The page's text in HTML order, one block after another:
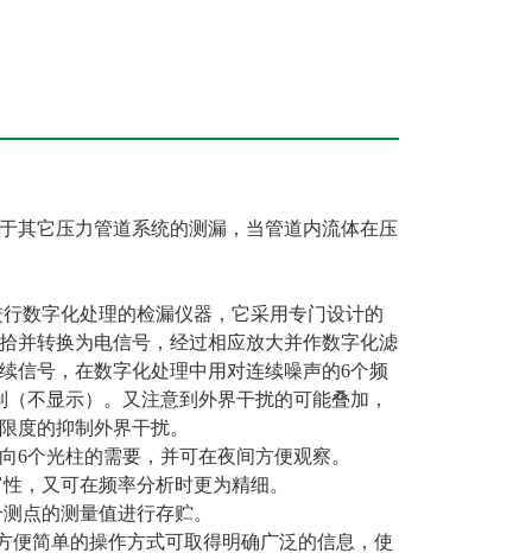
其它压力管道系统的测漏，当管道内流体在压
字化处理的检漏仪器，它采用专门设计的
并转换为电信号，经过相应放大并作数字化滤
信号，在数字化处理中用对连续噪声的6个频
不显示）。又注意到外界干扰的可能叠加，
度的抑制外界干扰。
个光柱的需要，并可在夜间方便观察。
，又可在频率分析时更为精细。
点的测量值进行存贮。
简单的操作方式可取得明确广泛的信息，使